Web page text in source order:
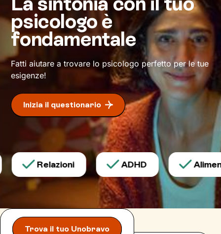
pensieri e comportamentiutili a vivere al
meglio il tuo presente.
Dove ti condurrà questo percorso? A un modo
inedito di affrontare gli eventi della vita e a un
psicologo è
fondamentale
Fatti aiutare a trovare lo psicologo perfetto per le tue
esigenze!
Inizia il questionario
Relazioni ADHD
Trova il tuo Unobravo